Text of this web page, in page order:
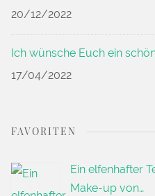
20/12/2022
Ich wünsche Euch ein
17/04/2022
FAVORITEN
Ein elfenhafter
Make-up von…